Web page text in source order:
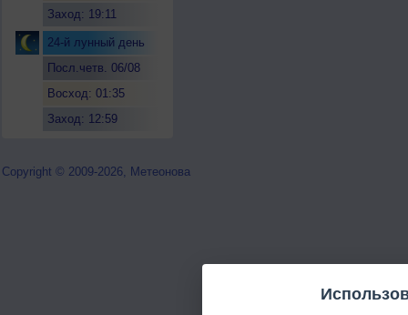
Заход: 19:11
24-й лунный день
Посл.четв. 06/08
Восход: 01:35
Заход: 12:59
Copyright © 2009-2026, Метеонова